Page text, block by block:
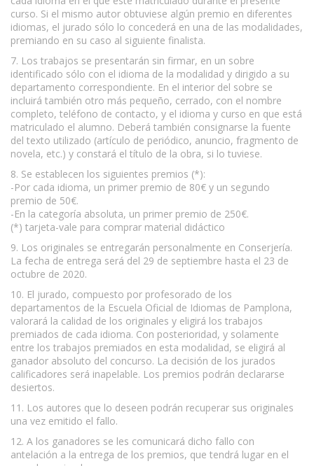
curso. Si el mismo autor obtuviese algún premio en diferentes
idiomas, el jurado sólo lo concederá en una de las modalidades,
premiando en su caso al siguiente finalista.
7. Los trabajos se presentarán sin firmar, en un sobre
identificado sólo con el idioma de la modalidad y dirigido a su
departamento correspondiente. En el interior del sobre se
incluirá también otro más pequeño, cerrado, con el nombre
completo, teléfono de contacto, y el idioma y curso en que está
matriculado el alumno. Deberá también consignarse la fuente
del texto utilizado (artículo de periódico, anuncio, fragmento de
novela, etc.) y constará el título de la obra, si lo tuviese.
8. Se establecen los siguientes premios (*):
-Por cada idioma, un primer premio de 80€ y un segundo
premio de 50€.
-En la categoría absoluta, un primer premio de 250€.
(*) tarjeta-vale para comprar material didáctico
9. Los originales se entregarán personalmente en Conserjería.
La fecha de entrega será del 29 de septiembre hasta el 23 de
octubre de 2020.
10. El jurado, compuesto por profesorado de los
departamentos de la Escuela Oficial de Idiomas de Pamplona,
valorará la calidad de los originales y eligirá los trabajos
premiados de cada idioma. Con posterioridad, y solamente
entre los trabajos premiados en esta modalidad, se eligirá al
ganador absoluto del concurso. La decisión de los jurados
calificadores será inapelable. Los premios podrán declararse
desiertos.
11. Los autores que lo deseen podrán recuperar sus originales
una vez emitido el fallo.
12. A los ganadores se les comunicará dicho fallo con
antelación a la entrega de los premios, que tendrá lugar en el